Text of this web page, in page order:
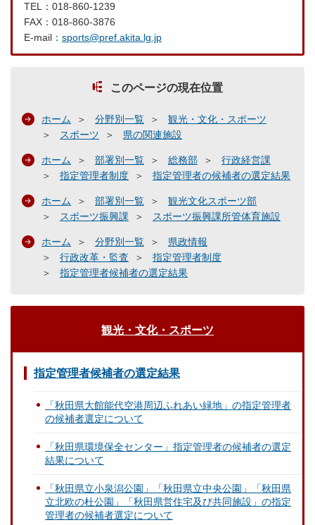
TEL：018-860-1239
FAX：018-860-3876
E-mail： sports@pref.akita.lg.jp
このページの現在位置
ホーム 分野別一覧
観光・文化・スポーツ
スポーツ
県の関連施設
ホーム 部署別一覧 総務部
行政経営課
指定管理者制度
指定管理者の候補者の選定結果
ホーム 部署別一覧
観光文化スポーツ部
スポーツ振興課
スポーツ振興課所管体育施設
ホーム 分野別一覧
県政情報
行政改革・監査
指定管理者制度
指定管理者候補者の選定結果
観光・文化・スポーツ
指定管理者候補者の選定結果
「秋田県大館能代空港周辺ふれあい緑地」の指定管理者
の候補者選定について
「秋田県環境保全センター」指定管理者の候補者の選定
結果について
「秋田県立小泉潟公園」「秋田県立中央公園」「秋田県
立北欧の杜公園」「秋田県営住宅及び共同施設」の指定
管理者の候補者選定について